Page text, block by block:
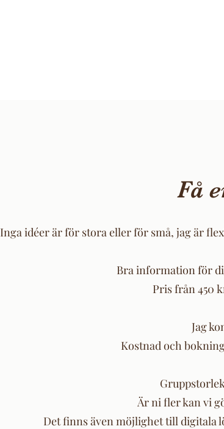
Få
Inga idéer är för stora eller för små, jag är
Bra information för
Pris från 450
Jag
Kostnad och
Är ni fler kan vi
Det finns även möjlighet till digitala